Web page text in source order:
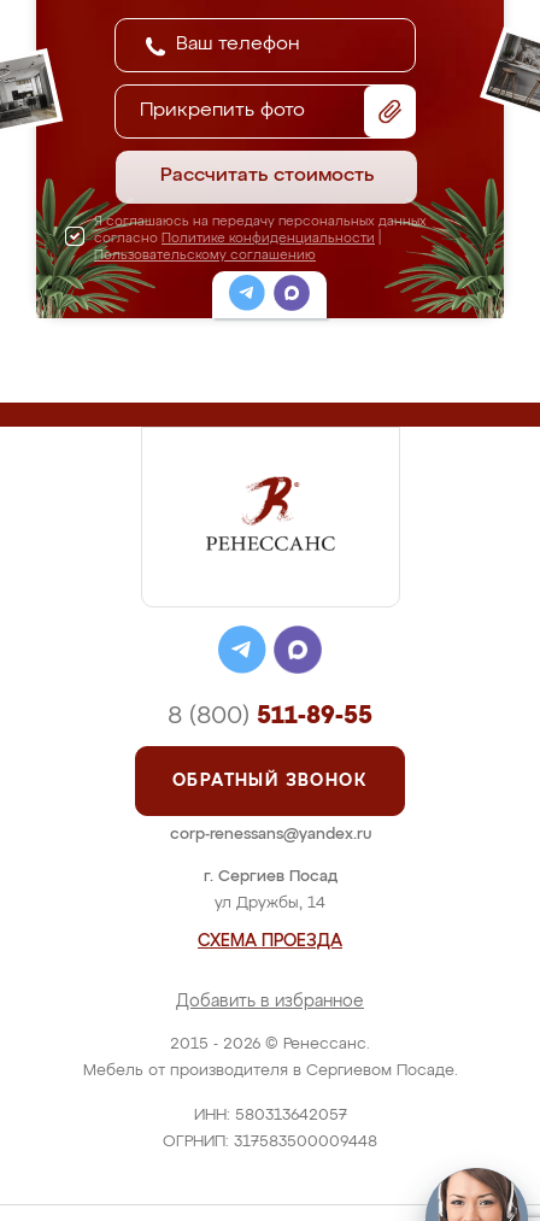
Прикрепить фото
Рассчитать стоимость
Я соглашаюсь на передачу персональных данных
согласно Политике конфиденциальности
Пользовательскому соглашению
2015 - 2026 © Ренессанс.
Мебель от производителя в Сергиевом Посаде.
ИНН: 580313642057
ОГРНИП: 317583500009448
г. Сергиев Посад
ул Дружбы, 14
СХЕМА ПРОЕЗДА
Добавить в избранное
8 (800) 511-89-55
ОБРАТНЫЙ ЗВОНОК
corp-renessans@yandex.ru